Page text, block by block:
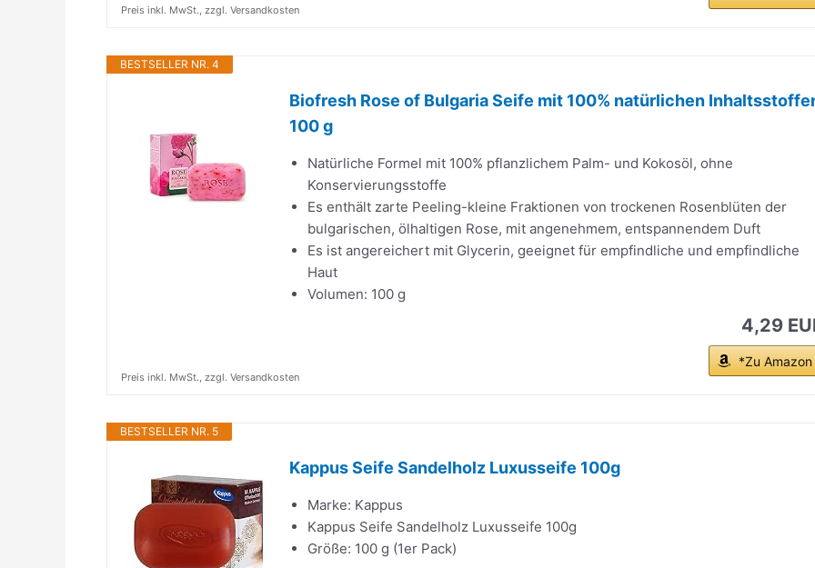
Preis inkl. MwSt., zzgl. Versandkosten
BESTSELLER NR. 4
Biofresh Rose of Bulgaria Seife mit 100% natürlichen
100 g
Natürliche Formel mit 100% pflanzlichem Palm- und Kokosöl, ohne
Konservierungsstoffe
Es enthält zarte Peeling-kleine Fraktionen von trockenen Rosenblüten der
bulgarischen, ölhaltigen Rose, mit angenehmem, entspannendem Duft
Es ist angereichert mit Glycerin, geeignet für empfindliche und empfindliche
Haut
Volumen: 100 g
4,29
*Zu Amazon
Preis inkl. MwSt., zzgl. Versandkosten
BESTSELLER NR. 5
Kappus Seife Sandelholz Luxusseife 100g
Marke: Kappus
Kappus Seife Sandelholz Luxusseife 100g
Größe: 100 g (1er Pack)